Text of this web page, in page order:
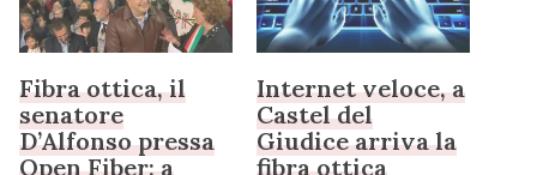
Fibra ottica, il
senatore
D’Alfonso pressa
Open Fiber: a
Internet veloce, a
Castel del
Giudice arriva la
fibra ottica